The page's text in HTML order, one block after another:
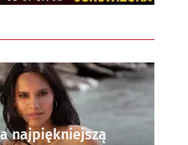
najpiękniejszą